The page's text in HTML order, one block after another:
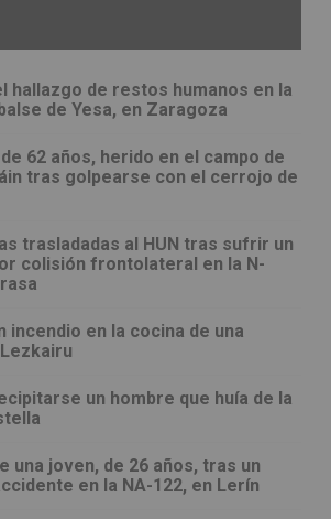
hallazgo de restos humanos en la
de Yesa, en Zaragoza
62 años, herido en el campo de
tras golpearse con el cerrojo de
trasladadas al HUN tras sufrir un
colisión frontolateral en la N-
incendio en la cocina de una
un hombre que huía de la
una joven, de 26 años, tras un
en la NA-122, en Lerín